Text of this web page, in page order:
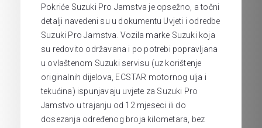
Pokriće Suzuki Pro Jamstva je opsežno, a točni
detalji navedeni su u dokumentu Uvjeti i odredbe
Suzuki Pro Jamstva. Vozila marke Suzuki koja
su redovito održavana i po potrebi popravljana
u ovlaštenom Suzuki servisu (uz korištenje
originalnih dijelova, ECSTAR motornog ulja i
tekućina) ispunjavaju uvjete za Suzuki Pro
Jamstvo u trajanju od 12 mjeseci ili do
dosezanja određenog broja kilometara, bez